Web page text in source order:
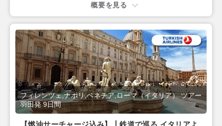
概要を見る
【燃油サーチャージ込み】┃鉄道で巡る イタリアよ
フィレンツェ,ナポリ,ベネチア,ローマ（イタリア） ツアー
羽田発 9日間